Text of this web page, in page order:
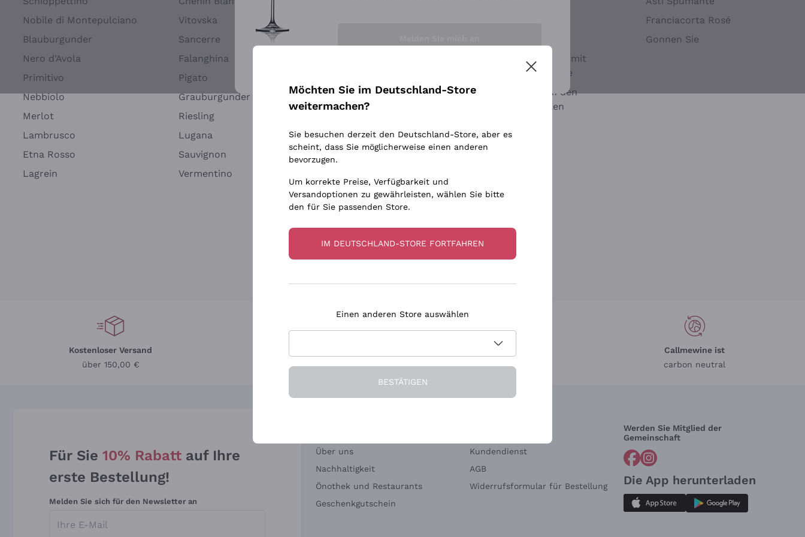
Nobile di Montepulciano
Blauburgunder
Nero d'Avola
Primitivo
Nebbiolo
Merlot
Lambrusco
Etna Rosso
Lagrein
Vitovska
Sancerre
Falanghina
Pigato
Grauburgunder
Riesling
Lugana
Sauvignon
Vermentino
Ca' dei Frati
Biondi Santi
Quintarelli Giuseppe
Rinaldi Giuseppe
Egly Ouriet
Jacquesson
Agrapart
Ohne Sulfit oder mit
minimalen Sulfite
Maischung auf den
Traubenschalen
Franciacorta Rosé
Gonnen Sie
Kostenloser Versand
über 150,00 €
in Deutschland
in 3 Raten
Callmewine ist
carbon neutral
Für Sie 10% Rabatt auf Ihre
erste Bestellung!
Melden Sie sich für den Newsletter an
Über uns
Nachhaltigkeit
Önothek und Restaurants
Geschenkgutschein
Kundendienst
AGB
Widerrufsformular für Bestellung
Werden Sie Mitglied der
Gemeinschaft
Die App herunterladen
Möchten Sie im Deutschland-Store
weitermachen?
Sie besuchen derzeit den Deutschland-Store, aber es
scheint, dass Sie möglicherweise einen anderen
bevorzugen.
Um korrekte Preise, Verfügbarkeit und
Versandoptionen zu gewährleisten, wählen Sie bitte
den für Sie passenden Store.
IM DEUTSCHLAND-STORE FORTFAHREN
Einen anderen Store auswählen
BESTÄTIGEN